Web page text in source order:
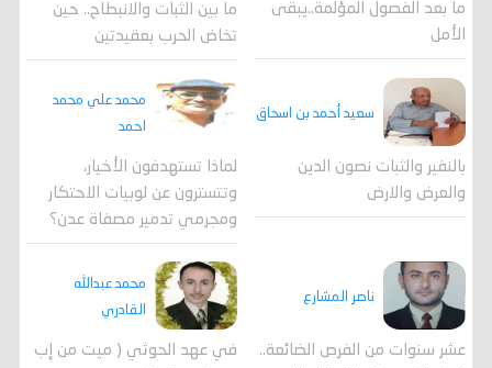
ما بعد الفصول المؤلمة..يبقى
الأمل
ما بين الثبات والانبطاح.. حين
تخاض الحرب بعقيدتين
سعيد أحمد بن اسحاق
بالنفير والثبات نصون الدين
والعرض والارض
محمد علي محمد
احمد
لماذا تستهدفون الأخيار،
وتتسترون عن لوبيات الاحتكار
ومجرمي تدمير مصفاة عدن؟
ناصر المشارع
عشر سنوات من الفرص الضائعة..
محمد عبدالله
القادري
في عهد الحوثي ( ميت من إب